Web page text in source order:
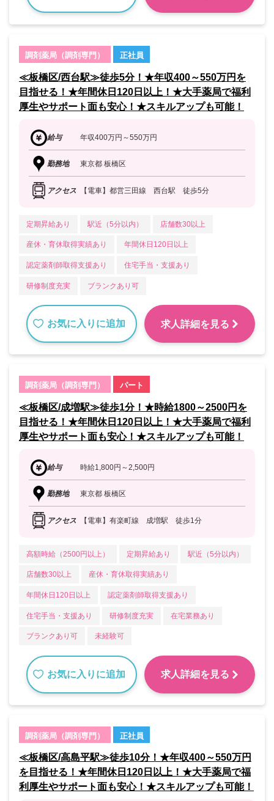
調剤薬局（調剤専門） 正社員
≪板橋区/西台駅≫徒歩5分！★年収400～550万円を
目指せる！★年間休日120日以上！★大手薬局で福利
厚生やサポート面も安心！★スキルアップも可能！
給与 年収400万円～550万円
勤務地 東京都 板橋区
アクセス 【電車】都営三田線 西台駅 徒歩5分
定期昇給あり 駅近（5分以内） 店舗数30以上
産休・育休取得実績あり 年間休日120日以上
認定薬剤師取得支援あり 住宅手当・支援あり
研修制度充実 ブランクあり可
お気に入りに追加 求人詳細を見る
調剤薬局（調剤専門） パート
≪板橋区/成増駅≫徒歩1分！★時給1800～2500円を
目指せる！★年間休日120日以上！★大手薬局で福利
厚生やサポート面も安心！★スキルアップも可能！
給与 時給1,800円～2,500円
勤務地 東京都 板橋区
アクセス 【電車】有楽町線 成増駅 徒歩1分
高額時給（2500円以上） 定期昇給あり 駅近（5分以内）
店舗数30以上 産休・育休取得実績あり
年間休日120日以上 認定薬剤師取得支援あり
住宅手当・支援あり 研修制度充実 在宅業務あり
ブランクあり可 未経験可
お気に入りに追加 求人詳細を見る
調剤薬局（調剤専門） 正社員
≪板橋区/高島平駅≫徒歩10分！★年収400～550万円
を目指せる！★年間休日120日以上！★大手薬局で福
利厚生やサポート面も安心！★スキルアップも可能！